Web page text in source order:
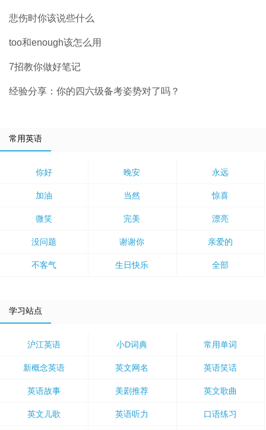
悲伤时你该说些什么
too和enough该怎么用
7招教你做好笔记
经验分享：你的四六级备考姿势对了吗？
常用英语
你好 晚安 永远
加油 当然 惊喜
微笑 完美 漂亮
没问题 谢谢你 亲爱的
不客气 生日快乐 全部
学习站点
沪江英语 小D词典 常用单词
新概念英语 英文网名 英语笑话
英语故事 美剧推荐 英文歌曲
英文儿歌 英语听力 口语练习